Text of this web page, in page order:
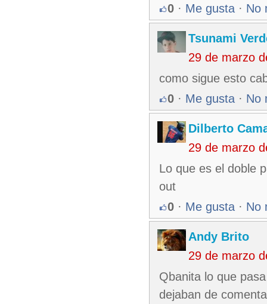
0 · Me gusta · No
Tsunami
29 de marzo
como sigue esto
0 · Me gusta · No
Dilberto
29 de marzo
Lo que es el doble
out
0 · Me gusta · No
Andy Brito
29 de marzo
Qbanita lo que
dejaban de